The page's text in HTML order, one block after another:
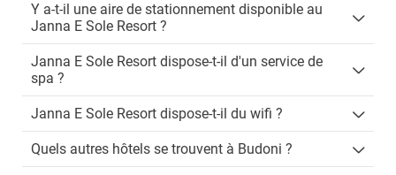
Y a-t-il une aire de stationnement disponible au
Janna E Sole Resort ?
Janna E Sole Resort dispose-t-il d'un service de
spa ?
Janna E Sole Resort dispose-t-il du wifi ?
Quels autres hôtels se trouvent à Budoni ?